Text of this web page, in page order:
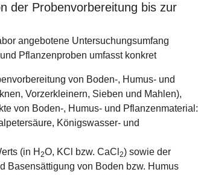
der Probenvorbereitung bis zur
angebotene Untersuchungsumfang
Pflanzenproben umfasst konkret
von Boden-, Humus- und
Vorzerkleinern, Sieben und Mahlen),
von Boden-, Humus- und Pflanzenmaterial:
Königswasser- und
(in H 2O, KCl bzw. CaCl 2) sowie der
Basensättigung von Boden bzw. Humus